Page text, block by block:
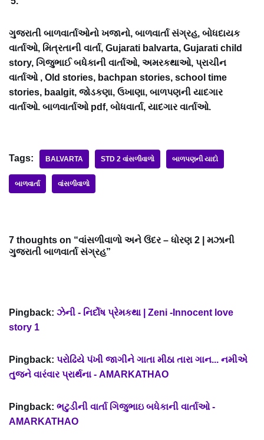
ગુજરાતી બાળવાર્તાઓનો ખજાનો, બાળવાર્તા સંગ્રહ, બોધદાયક
વાર્તાઓ, મિત્રતાની વાર્તા, Gujarati balvarta, Gujarati child
story, ગિજુભાઈ બધેકાની વાર્તાઓ, અમરકથાઓ, પ્રાચીન
વાર્તાઓ , Old stories, bachpan stories, school time
stories, baalgit, જોડકણા, ઉખાણા, બાળપણની યાદગાર
વાર્તાઓ. બાળવાર્તાઓ pdf, બોધવાર્તા, યાદગાર વાર્તાઓ.
Tags: BALVARTA STD 2 વાંસળીવાળો બાળપણની યાદો
બાળવાર્તા વાંસળીવાળો
7 thoughts on “વાંસળીવાળો અને ઉંદર – ધોરણ 2 | મઝાની
ગુજરાતી બાળવાર્તા સંગ્રહ”
Pingback: ઝેની - નિર્દોષ પ્રેમકથા | Zeni -Innocent love
story 1
Pingback: પરોઢિયે પંખી જાગીને ગાતા મીઠા તારા ગાન... નમીએ
તુજને વારંવાર પ્રાર્થના - AMARKATHAO
Pingback: ભટુડીની વાર્તા ગિજુભાઇ બધેકાની વાર્તાઓ -
AMARKATHAO